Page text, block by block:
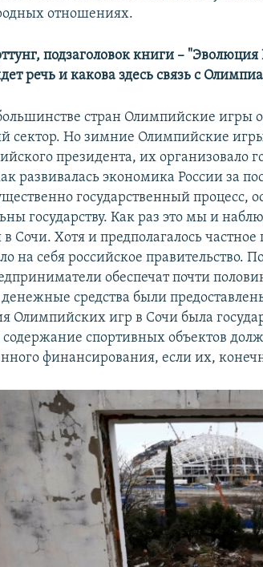
отношениях.
подзаголовок книги –
речь и какова здесь связь с
стран Олимпийские игры
сектор. Но зимние Олимпийские
президента, их организовало
развивалась экономика России за
государственный процесс,
государству. Как раз это мы и
Сочи. Хотя и предполагалось частное
на себя российское правительство.
обеспечат почти
средства были
Олимпийских игр в Сочи была
содержание спортивных объектов
финансирования, если их,